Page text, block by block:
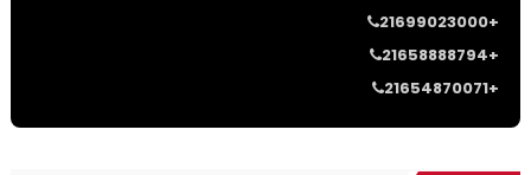
21699023000+
21658888794+
21654870071+